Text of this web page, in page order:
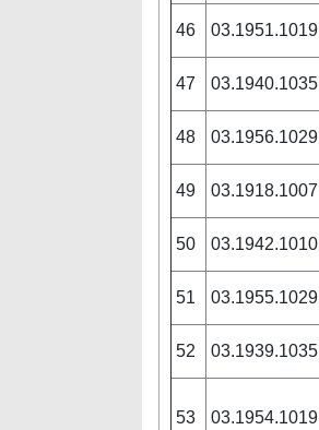
46 03.1951.1019
47 03.1940.1035
48 03.1956.1029
49 03.1918.1007
50 03.1942.1010
51 03.1955.1029
52 03.1939.1035
53 03.1954.1019